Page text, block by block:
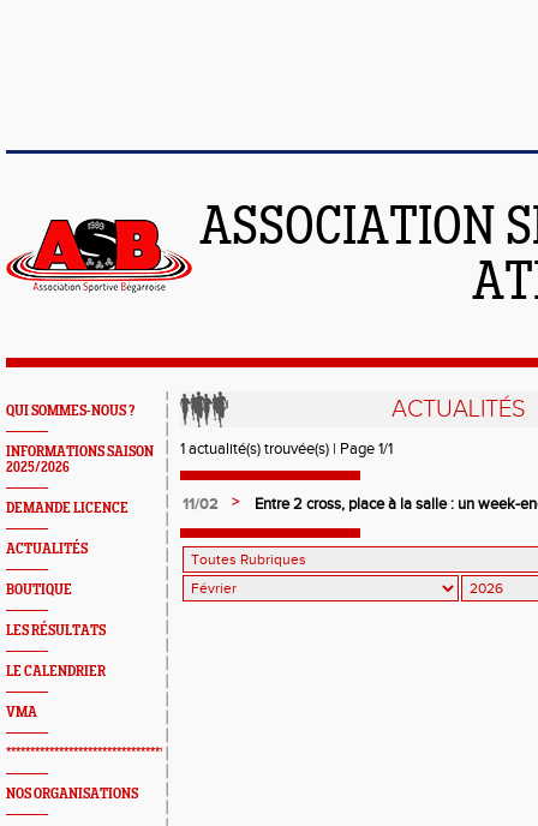
ASSOCIATION
QUI SOMMES-NOUS ?
INFORMATIONS SAISON
2025/2026
DEMANDE LICENCE
ACTUALITÉS
BOUTIQUE
LES RÉSULTATS
LE CALENDRIER
VMA
*************************************************
NOS ORGANISATIONS
ACTUALITÉS
1 actualité(s) trouvée(s) | Page 1/1
11/02 > Entre 2 cross, place à la salle : un week-